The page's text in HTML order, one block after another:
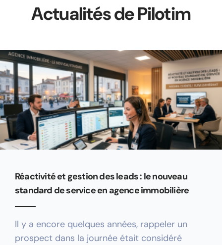
Actualités de Pilotim
Réactivité et gestion des leads : le nouveau
standard de service en agence immobilière
Il y a encore quelques années, rappeler un
prospect dans la journée était considéré